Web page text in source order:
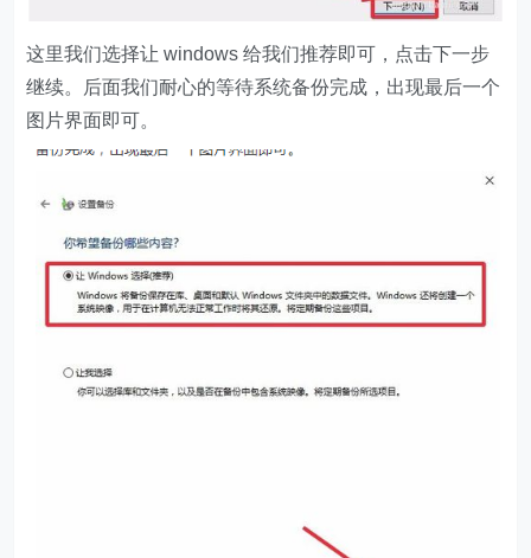
这里我们选择让 windows 给我们推荐即可，点击下一步
继续。后面我们耐心的等待系统备份完成，出现最后一个
图片界面即可。